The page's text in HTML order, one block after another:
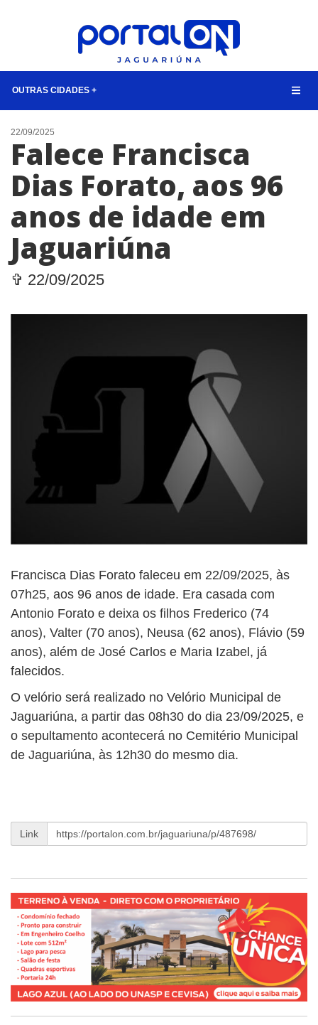
OUTRAS CIDADES +
NOTÍCIAS
LISTA DIGITAL
CONTATO
22/09/2025
Falece Francisca
Dias Forato, aos 96
anos de idade em
Jaguariúna
✞ 22/09/2025
Francisca Dias Forato faleceu em 22/09/2025, às
07h25, aos 96 anos de idade. Era casada com
Antonio Forato e deixa os filhos Frederico (74
anos), Valter (70 anos), Neusa (62 anos), Flávio (59
anos), além de José Carlos e Maria Izabel, já
falecidos.
O velório será realizado no Velório Municipal de
Jaguariúna, a partir das 08h30 do dia 23/09/2025, e
o sepultamento acontecerá no Cemitério Municipal
de Jaguariúna, às 12h30 do mesmo dia.
Link